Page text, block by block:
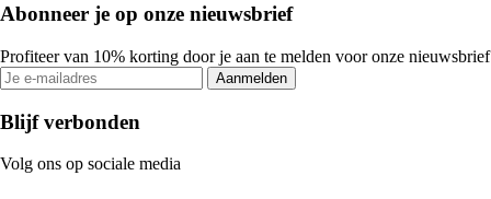
Abonneer je op onze nieuwsbrief
Profiteer van 10% korting door je aan te melden voor onze nieuwsbrief
Aanmelden
Blijf verbonden
Volg ons op sociale media